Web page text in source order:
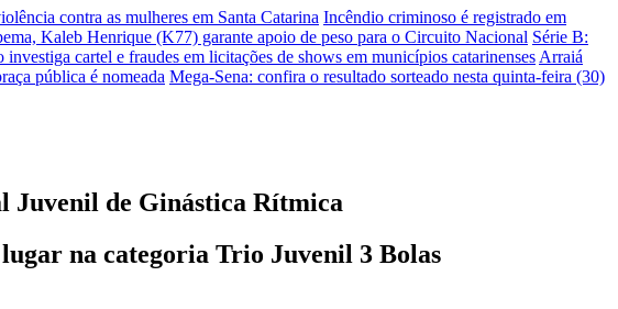
contra as mulheres em Santa Catarina Incêndio criminoso é registrado em
Kaleb Henrique (K77) garante apoio de peso para o Circuito Nacional Série B:
cartel e fraudes em licitações de shows em municípios catarinenses Arraiá
pública é nomeada Mega-Sena: confira o resultado sorteado nesta quinta-feira (30)
Juvenil de Ginástica Rítmica
na categoria Trio Juvenil 3 Bolas